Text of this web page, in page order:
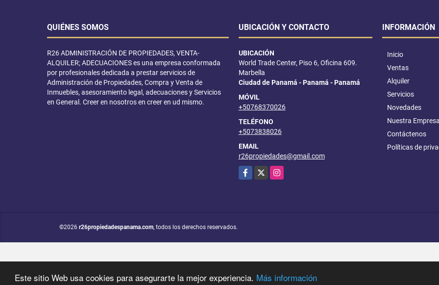
Este sitio Web usa cookies para asegurarte la mejor experiencia. Más información
QUIÉNES SOMOS
R26 ADMINISTRACIÓN DE PROPIEDADES, VENTA-
ALQUILER; ADECUACIONES es una empresa conformada
por profesionales dedicada a prestar servicios de
Administración de Propiedades, Compra y Venta de
Inmuebles, asesoramiento legal, adecuaciones y Servicios
en General. Creer en nosotros en creer en ud mismo.
UBICACIÓN Y CONTACTO
UBICACIÓN
World Trade Center, Piso 6, Oficina 609.
Marbella
Ciudad de Panamá - Panamá - Panamá
MÓVIL
+50768370026
TELÉFONO
+5073838026
EMAIL
r26propiedades@gmail.com
Facebook
X Instagram
INFORMACIÓN
Inicio
Ventas
Alquiler
Servicios
Novedades
Nuestra Empresa
Contáctenos
Políticas de
©2026 r26propiedadespanama.com, todos los derechos reservados.